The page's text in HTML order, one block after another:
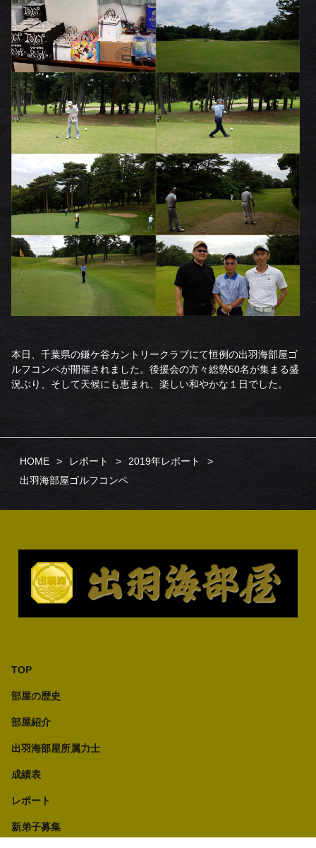
本日、千葉県の鎌ケ谷カントリークラブにて恒例の出羽海部屋ゴ
ルフコンペが開催されました。後援会の方々総勢50名が集まる盛
況ぶり、そして天候にも恵まれ、楽しい和やかな１日でした。
HOME レポート
2019年レポート
出羽海部屋ゴルフコンペ
TOP
部屋の歴史
部屋紹介
出羽海部屋所属力士
成績表
レポート
新弟子募集